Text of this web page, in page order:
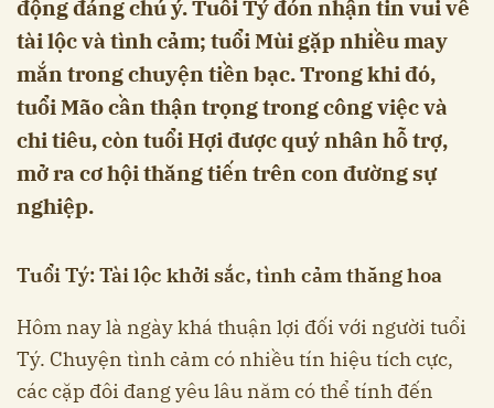
động đáng chú ý. Tuổi Tý đón nhận tin vui về
tài lộc và tình cảm; tuổi Mùi gặp nhiều may
mắn trong chuyện tiền bạc. Trong khi đó,
tuổi Mão cần thận trọng trong công việc và
chi tiêu, còn tuổi Hợi được quý nhân hỗ trợ,
mở ra cơ hội thăng tiến trên con đường sự
nghiệp.
Tuổi Tý: Tài lộc khởi sắc, tình cảm thăng hoa
Hôm nay là ngày khá thuận lợi đối với người tuổi
Tý. Chuyện tình cảm có nhiều tín hiệu tích cực,
các cặp đôi đang yêu lâu năm có thể tính đến